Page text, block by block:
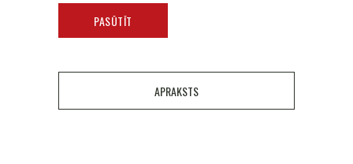
PASŪTĪT
APRAKSTS